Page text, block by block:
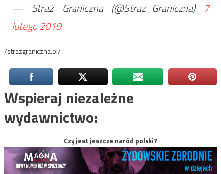
— Straż Graniczna (@Straz_Graniczna) 7
lutego 2019
/strazgraniczna.pl/
Wspieraj niezależne
wydawnictwo:
Czy jest jeszcze naród polski?